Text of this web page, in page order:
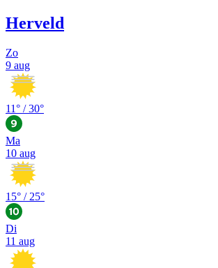
Herveld
Zo
9 aug
11° /30°
Ma
10 aug
15° / 25°
Di
11 aug